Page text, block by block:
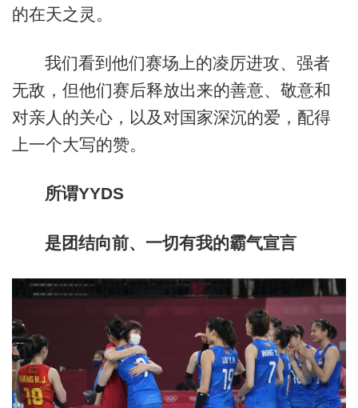
的在天之灵。
我们看到他们赛场上的凌厉进攻、强者
无敌，但他们赛后释放出来的善意、敬意和
对亲人的关心，以及对国家深沉的爱，配得
上一个大写的赞。
所谓YYDS
是团结向前、一切有我的霸气宣言